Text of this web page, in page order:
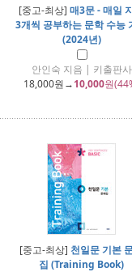
[중고-최상] 매3문 - 매일
3개씩 공부하는 문학 수능
(2024년)
안인숙 지음 | 키출판사
18,000원→10,000원
[중고-최상] 천일문 기본
집 (Training Book)